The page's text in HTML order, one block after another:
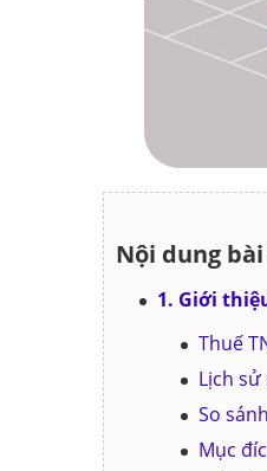
Nội dung
1. Giới
Thuế
Lịch
So
Mục